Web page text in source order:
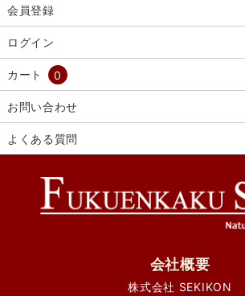
会員登録
ログイン
カート 0
お問い合わせ
よくある質問
会社概要
株式会社 SEKIKON